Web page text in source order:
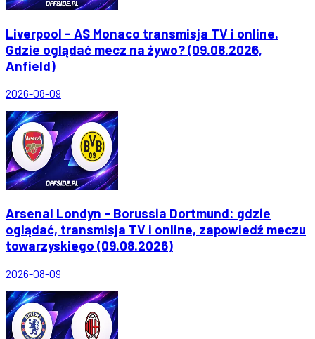
Liverpool - AS Monaco transmisja TV i online.
Gdzie oglądać mecz na żywo? (09.08.2026,
Anfield)
2026-08-09
Arsenal Londyn - Borussia Dortmund: gdzie
oglądać, transmisja TV i online, zapowiedź meczu
towarzyskiego (09.08.2026)
2026-08-09